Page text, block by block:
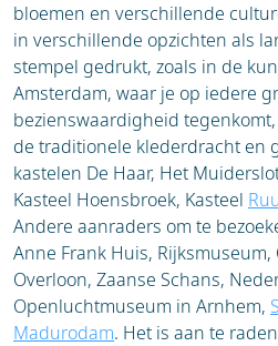
bloemen en verschillende
in verschillende opzichten als
stempel gedrukt, zoals in de
Amsterdam, waar je op iedere
bezienswaardigheid
de traditionele klederdracht en
kastelen De Haar, Het
Kasteel Hoensbroek, Kasteel
Andere aanraders om te
Anne Frank Huis,
Overloon, Zaanse Schans,
Openluchtmuseum in Arnhem,
Madurodam. Het is aan te